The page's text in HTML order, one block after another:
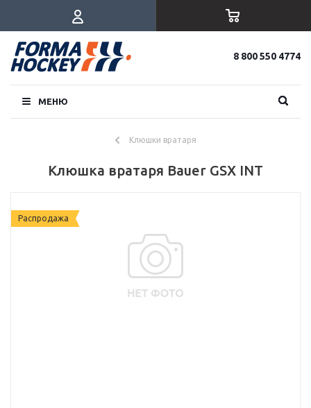
8 800 550 4774
МЕНЮ
Клюшки вратаря
Клюшка вратаря Bauer GSX INT
Распродажа